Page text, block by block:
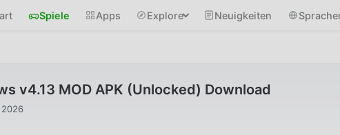
Spiele Apps Explore Neuigkeiten
v4.13 MOD APK (Unlocked) Download
2026